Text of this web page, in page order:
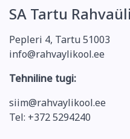
SA Tartu
Pepleri 4, Tartu 51003
info@rahvaylikool.ee
Tehniline tugi:
siim@rahvaylikool.ee
Tel: +372 5294240